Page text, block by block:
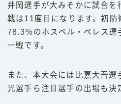
井岡選手が大みそかに試合を
戦は11度目になります。初防
78.3％のホスベル・ペレス選
一戦です。
また、本大会には比嘉大吾選
光選手ら注目選手の出場も決